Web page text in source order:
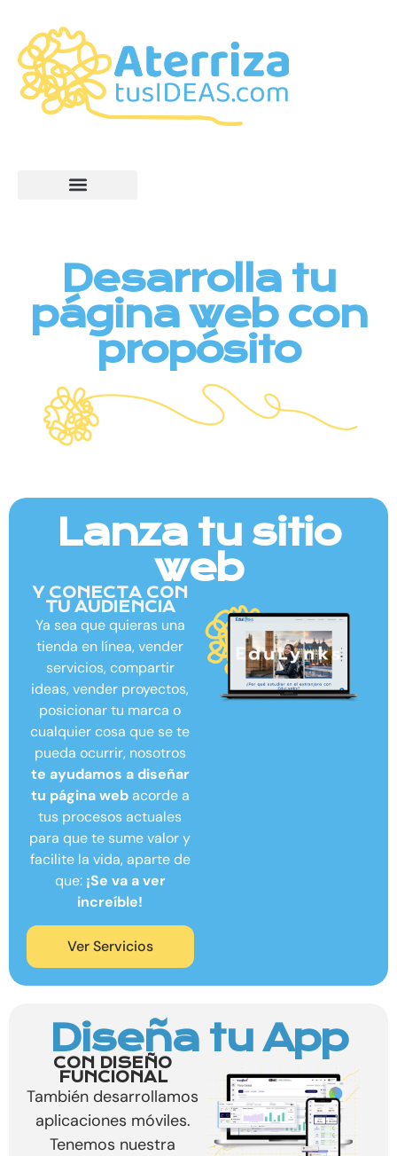
Desarrolla tu
página web con
propósito
Lanza tu sitio
web
Y CONECTA CON
TU AUDIENCIA
Ya sea que quieras una
tienda en línea, vender
servicios, compartir
ideas, vender proyectos,
posicionar tu marca o
cualquier cosa que se te
pueda ocurrir, nosotros
te ayudamos a diseñar
tu página webacorde a
tus procesos actuales
para que te sume valor y
facilite la vida, aparte de
que: ¡Se va a ver
increíble!
Ver Servicios
Diseña tu App
CON DISEÑO
FUNCIONAL
También desarrollamos
aplicaciones móviles.
Tenemos nuestra